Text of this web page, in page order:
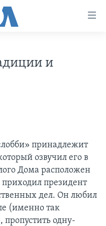
и
принадлежит
озвучил его в
Дома расположен
президент
дел. Он любил
(именно так
пропустить одну-